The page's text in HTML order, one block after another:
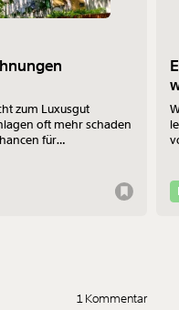
zum Luxusgut
oft mehr schaden
für
1 Kommentar